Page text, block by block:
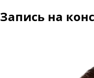
Запись на